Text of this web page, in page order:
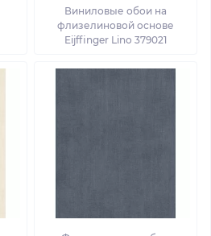
Виниловые обои на
флизелиновой основе
Eijffinger Lino 379021